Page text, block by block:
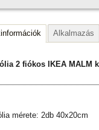
Alkalmazás
2 fiókos IKEA MALM
mérete: 2db 40x20cm